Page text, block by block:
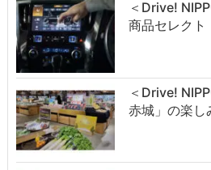
＜Drive!
商品セレク
＜Drive!
赤城」の楽